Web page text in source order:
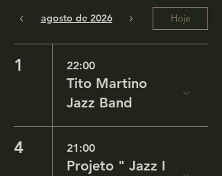
agosto de 2026 Hoje
1 22:00
Tito Martino
Jazz Band
4 21:00
Projeto " Jazz I